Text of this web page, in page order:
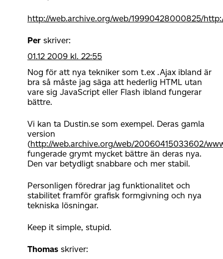
http://web.archive.org/web/19990428000825/
Per skriver:
01.12 2009 kl. 22:55
Nog för att nya tekniker som t.ex .Ajax ibland är
bra så måste jag säga att hederlig HTML utan
vare sig JavaScript eller Flash ibland fungerar
bättre.
Vi kan ta Dustin.se som exempel. Deras gamla
version
(http://web.archive.org/web/20060415033602/
fungerade grymt mycket bättre än deras nya.
Den var betydligt snabbare och mer stabil.
Personligen föredrar jag funktionalitet och
stabilitet framför grafisk formgivning och nya
tekniska lösningar.
Keep it simple, stupid.
Thomas skriver: